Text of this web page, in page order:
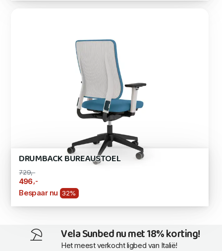
DRUMBACK BUREAUSTOEL
729,-
496 ,-
Bespaar nu 32%
Vela Sunbed nu met 18% korting!
Het meest verkocht ligbed van Italië!